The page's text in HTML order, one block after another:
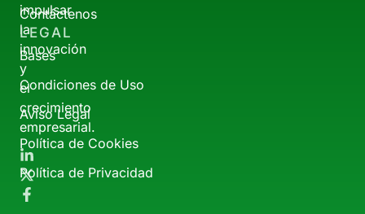
impulsar
la
innovación
y
el
crecimiento
empresarial.
Contáctenos
LEGAL
Bases
Condiciones de Uso
Aviso Legal
Política de Cookies
Política de Privacidad